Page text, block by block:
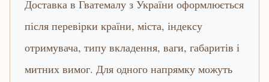
Доставка в Гватемалу з України оформлюється
після перевірки країни, міста, індексу
отримувача, типу вкладення, ваги, габаритів і
митних вимог. Для одного напрямку можуть